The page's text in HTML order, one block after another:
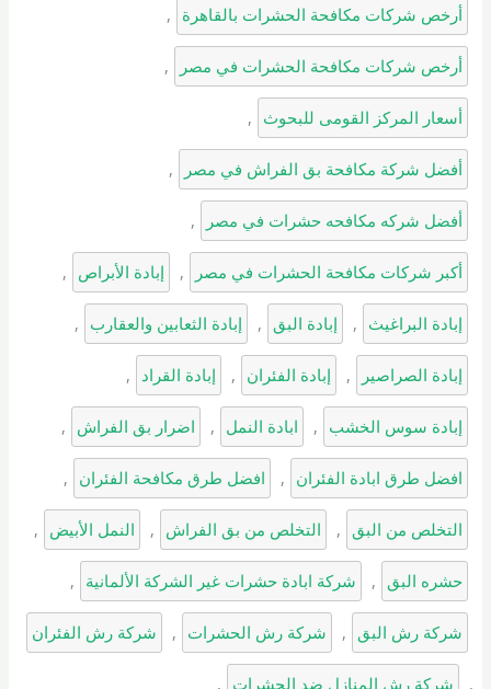
أرخص شركات مكافحة الحشرات بالقاهرة ,
أرخص شركات مكافحة الحشرات في مصر ,
أسعار المركز القومى للبحوث ,
أفضل شركة مكافحة بق الفراش في مصر ,
أفضل شركه مكافحه حشرات في مصر ,
أكبر شركات مكافحة الحشرات في مصر , إبادة الأبراص ,
إبادة البراغيث , إبادة البق , إبادة الثعابين والعقارب ,
إبادة الصراصير , إبادة الفئران , إبادة القراد ,
إبادة سوس الخشب , ابادة النمل , اضرار بق الفراش ,
افضل طرق ابادة الفئران , افضل طرق مكافحة الفئران ,
التخلص من البق , التخلص من بق الفراش , النمل الأبيض ,
حشره البق , شركة ابادة حشرات غير الشركة الألمانية ,
شركة رش البق , شركة رش الحشرات , شركة رش الفئران
, شركة رش المنازل ضد الحشرات ,